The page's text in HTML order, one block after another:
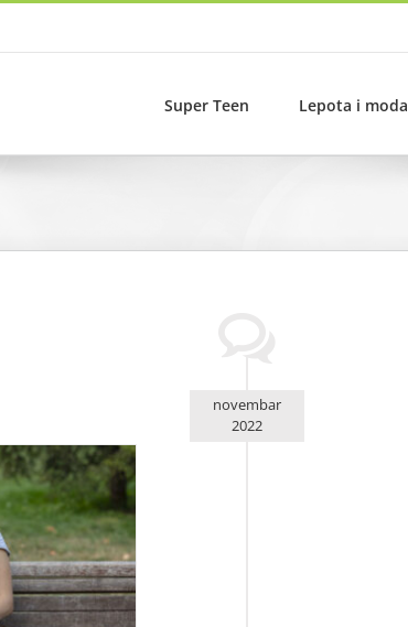
Super Teen Lepota i moda
novembar
2022
sa
je OK“